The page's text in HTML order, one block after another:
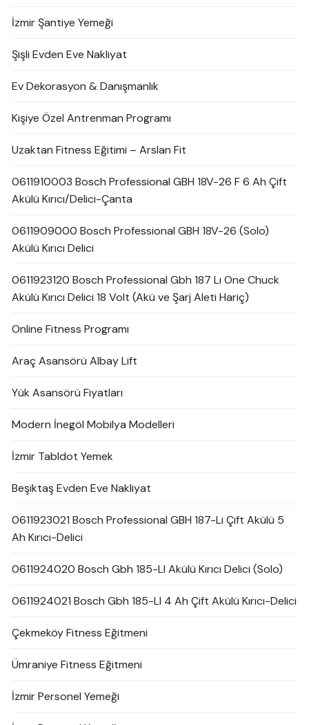
İzmir Şantiye Yemeği
Şişli Evden Eve Nakliyat
Ev Dekorasyon & Danışmanlık
Kişiye Özel Antrenman Programı
Uzaktan Fitness Eğitimi – Arslan Fit
0611910003 Bosch Professional GBH 18V-26 F 6 Ah Çift
Akülü Kırıcı/Delici-Çanta
0611909000 Bosch Professional GBH 18V-26 (Solo)
Akülü Kırıcı Delici
0611923120 Bosch Professional Gbh 187 Lı One Chuck
Akülü Kırıcı Delici 18 Volt (Akü ve Şarj Aleti Hariç)
Online Fitness Programı
Araç Asansörü Albay Lift
Yük Asansörü Fiyatları
Modern İnegöl Mobilya Modelleri
İzmir Tabldot Yemek
Beşiktaş Evden Eve Nakliyat
0611923021 Bosch Professional GBH 187-Li Çift Akülü 5
Ah Kırıcı-Delici
0611924020 Bosch Gbh 185-LI Akülü Kırıcı Delici (Solo)
0611924021 Bosch Gbh 185-LI 4 Ah Çift Akülü Kırıcı-Delici
Çekmeköy Fitness Eğitmeni
Ümraniye Fitness Eğitmeni
İzmir Personel Yemeği